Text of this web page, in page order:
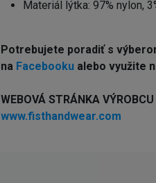
Materiál lýtka: 97% nylon,
Potrebujete poradiť s
na Facebooku alebo využite
WEBOVÁ STRÁNKA VÝROBCU
www.fisthandwear.com